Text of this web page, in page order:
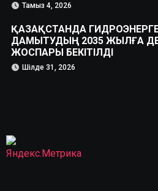
Тамыз 4, 2026
ҚАЗАҚСТАНДА
ДАМЫТУДЫҢ 2035 ЖЫЛҒА
ЖОСПАРЫ БЕКІТІЛДІ
Шілде 31, 2026